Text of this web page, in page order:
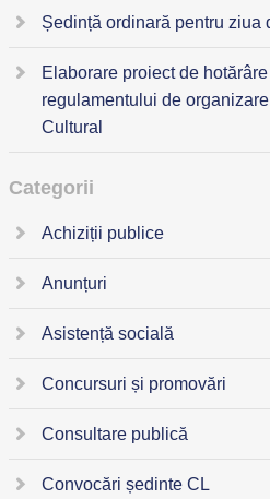
Ședință ordinară pentru ziua
Elaborare proiect de
regulamentului de
Cultural
Categorii
Achiziții publice
Anunțuri
Asistență socială
Concursuri și promovări
Consultare publică
Convocări ședinte CL